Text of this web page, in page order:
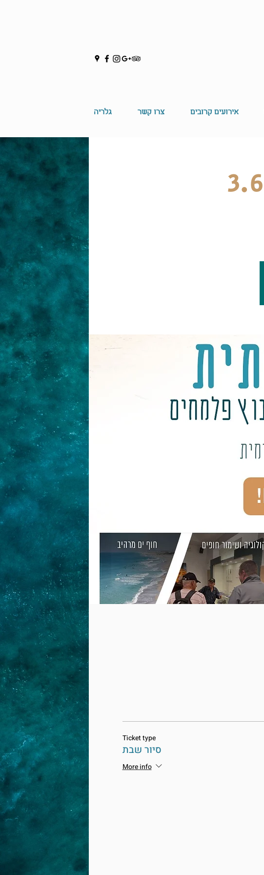
אירועים קרובים צרו קשר גלריה
Ticket type
סיור שבת
More info